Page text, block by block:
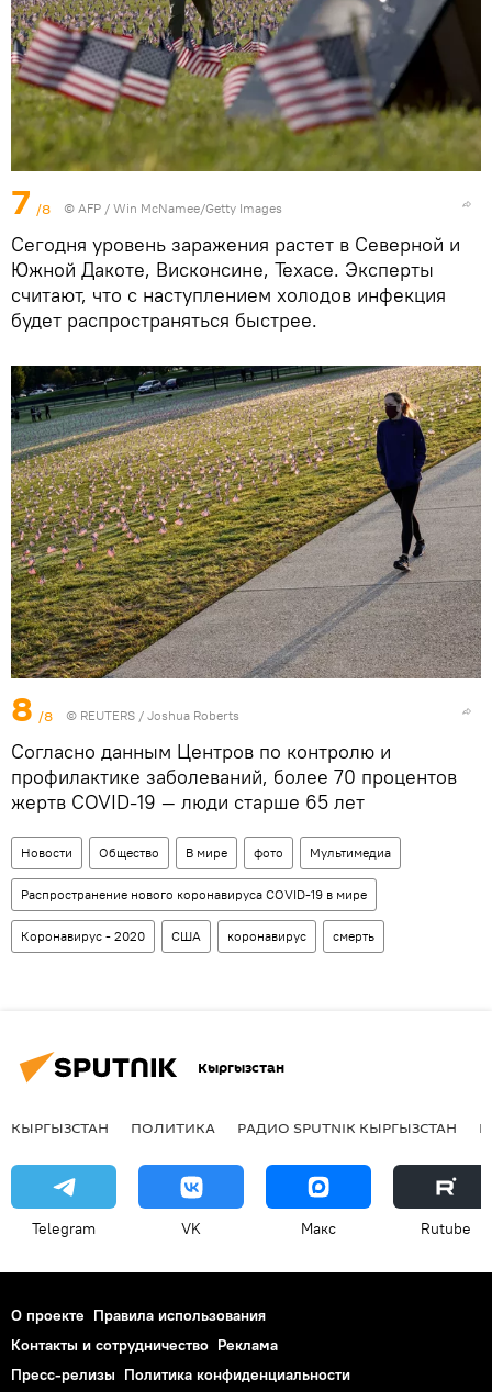
7 /8 © AFP / Win McNamee/Getty Images
Сегодня уровень заражения растет в Северной и
Южной Дакоте, Висконсине, Техасе. Эксперты
считают, что с наступлением холодов инфекция
будет распространяться быстрее.
8 /8 © REUTERS / Joshua Roberts
Согласно данным Центров по контролю и
профилактике заболеваний, более 70 процентов
жертв COVID-19 — люди старше 65 лет
Новости Общество В мире фото Мультимедиа
Распространение нового коронавируса COVID-19 в мире
Коронавирус - 2020 США коронавирус смерть
Кыргызстан
КЫРГЫЗСТАН ПОЛИТИКА РАДИО SPUTNIK КЫРГЫЗСТАН
Telegram VK Макс Rutube
О проекте Правила использования
Контакты и сотрудничество Реклама
Пресс-релизы Политика конфиденциальности